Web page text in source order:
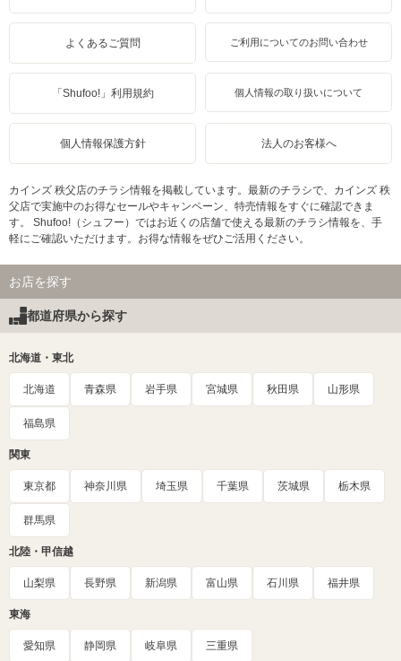
よくあるご質問 ご利用についてのお問い合わせ
「Shufoo!」利用規約 個人情報の取り扱いについて
個人情報保護方針 法人のお客様へ
カインズ 秩父店のチラシ情報を掲載しています。最新のチラシで、カインズ 秩
父店で実施中のお得なセールやキャンペーン、特売情報をすぐに確認できま
す。 Shufoo!（シュフー）ではお近くの店舗で使える最新のチラシ情報を、手
軽にご確認いただけます。お得な情報をぜひご活用ください。
お店を探す
都道府県から探す
北海道・東北
北海道 青森県 岩手県 宮城県 秋田県 山形県
福島県
関東
東京都 神奈川県 埼玉県 千葉県 茨城県 栃木県
群馬県
北陸・甲信越
山梨県 長野県 新潟県 富山県 石川県 福井県
東海
愛知県 静岡県 岐阜県 三重県